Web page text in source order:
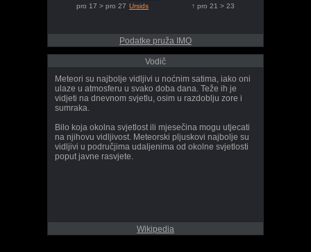
pro 17 > pro 27 Ursids ↑ pro 21 > 23
Podatke pruža IMO
Vodič
Meteori su najbolje vidljivi u noćnim satima, iako oni
ulaze u atmosferu u svako doba dana. Teže ih je
vidjeti na dnevnom svjetlu, osim u razdoblju zore i
sumraka.
Bilo koja okolna svjetlost ili mjesečina mogu utjecati
na njihovu vidljivost. Meteorski pljuskovi najbolje su
vidljivi u područjima udaljenima od okolne svjetlosti
poput javne rasvjete.
Wikipedia